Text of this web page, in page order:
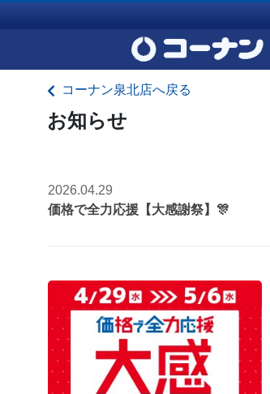
コーナン泉北店へ戻る
お知らせ
2026.04.29
価格で全力応援【大感謝祭】🎊